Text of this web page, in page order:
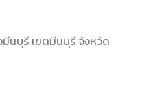
มีนบุรี เขตมีนบุรี จังหวัด